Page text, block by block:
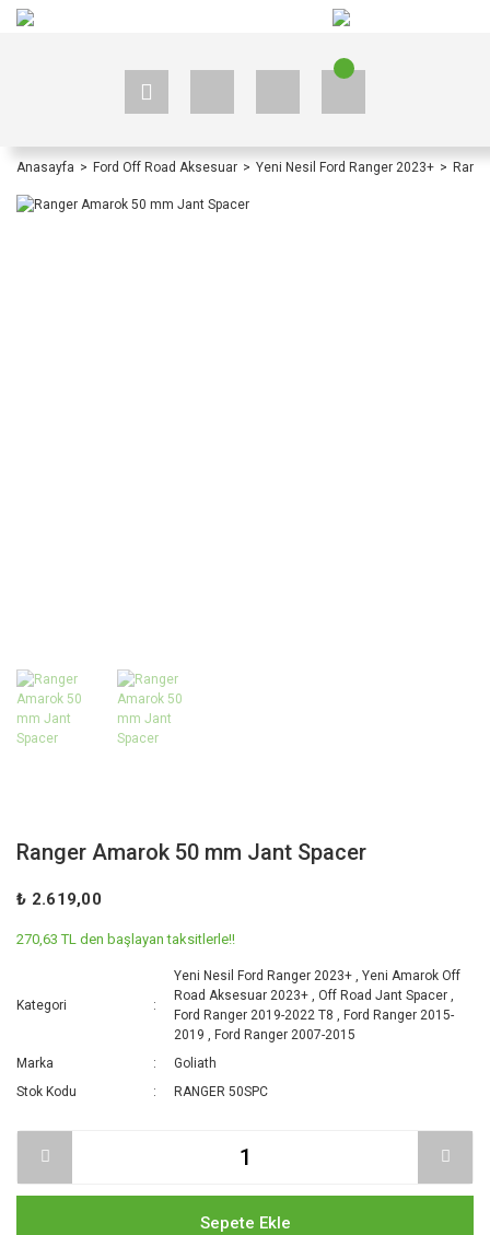
Anasayfa Ford Off Road Aksesuar Yeni Nesil Ford Ranger 2023+
Ranger Amarok 50 mm Jant Spacer
₺ 2.619,00
270,63 TL den başlayan taksitlerle!!
Kategori
Yeni Nesil Ford Ranger 2023+ ,Yeni Amarok Off
Road Aksesuar 2023+
,Off Road Jant Spacer
Ford Ranger 2019-2022 T8
,Ford Ranger 2015-
2019
,Ford Ranger 2007-2015
Marka
Goliath
Stok Kodu
RANGER 50SPC
Sepete Ekle